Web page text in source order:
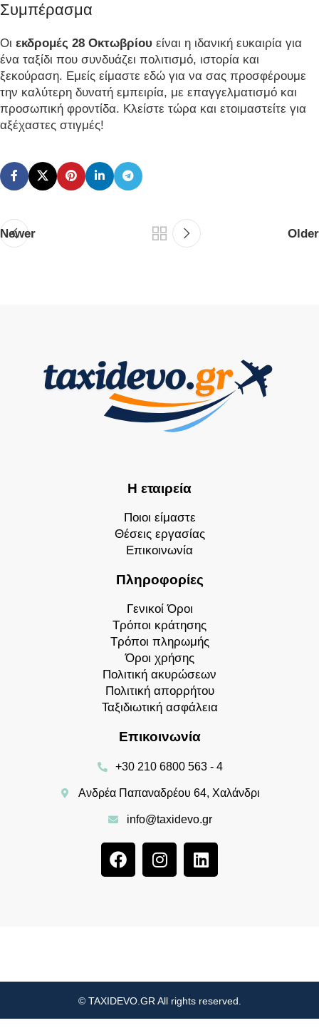
Συμπέρασμα
Οι εκδρομές 28 Οκτωβρίου είναι η ιδανική ευκαιρία για
ένα ταξίδι που συνδυάζει πολιτισμό, ιστορία και
ξεκούραση. Εμείς είμαστε εδώ για να σας προσφέρουμε
την καλύτερη δυνατή εμπειρία, με επαγγελματισμό και
προσωπική φροντίδα. Κλείστε τώρα και ετοιμαστείτε για
αξέχαστες στιγμές!
Newer Older
Η εταιρεία
Ποιοι είμαστε
Θέσεις εργασίας
Επικοινωνία
Πληροφορίες
Γενικοί Όροι
Τρόποι κράτησης
Τρόποι πληρωμής
Όροι χρήσης
Πολιτική ακυρώσεων
Πολιτική απορρήτου
Ταξιδιωτική ασφάλεια
Επικοινωνία
+30 210 6800 563 - 4
Ανδρέα Παπαναδρέου 64, Χαλάνδρι
info@taxidevo.gr
© TAXIDEVO.GR All rights reserved.